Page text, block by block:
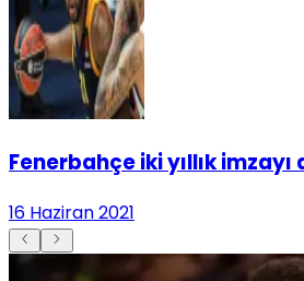
Fenerbahçe iki yıllık imzayı
16 Haziran 2021